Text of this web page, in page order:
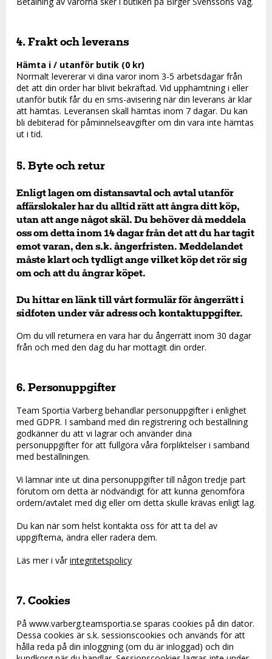
4. Frakt och leverans
Hämta i / utanför butik (0 kr)
Normalt levererar vi dina varor inom 3-5 arbetsdagar från
det att din order har blivit bekräftad. Vid upphämtning i eller
utanför butik får du en sms-avisering när din leverans är klar
att hämtas. Leveransen skall hämtas inom 7 dagar. Du kan
bli debiterad för påminnelseavgifter om din vara inte hämtas
ut i tid.
5. Byte och retur
Enligt lagen om distansavtal och avtal utanför
affärslokaler har du alltid rätt att ångra ditt köp,
utan att ange något skäl. Du behöver då meddela
oss om detta inom 14 dagar från det att du har tagit
emot varan, den s.k. ångerfristen. Meddelandet
måste klart och tydligt ange vilket köp det rör sig
om och att du ångrar köpet.
Du hittar en länk till vårt formulär för ångerrätt i
sidfoten under vår adress och kontaktuppgifter.
Om du vill returnera en vara har du ångerrätt inom 30 dagar
från och med den dag du har mottagit din order.
6. Personuppgifter
Team Sportia Varberg behandlar personuppgifter i enlighet
med GDPR. I samband med din registrering och beställning
godkänner du att vi lagrar och använder dina
personuppgifter för att fullgöra våra förpliktelser i samband
med beställningen.
Vi lämnar inte ut dina personuppgifter till någon tredje part
förutom om detta är nödvändigt för att kunna genomföra
ordern/avtalet med dig eller om detta skulle krävas enligt lag.
Du kan när som helst kontakta oss för att ta del av
uppgifterna, ändra eller radera dem.
Läs mer i vårintegritetspolicy
7. Cookies
På www.varberg.teamsportia.se sparas cookies på din dator.
Dessa cookies är s.k. sessionscookies och används för att
hålla reda på din inloggning (om du är inloggad) och din